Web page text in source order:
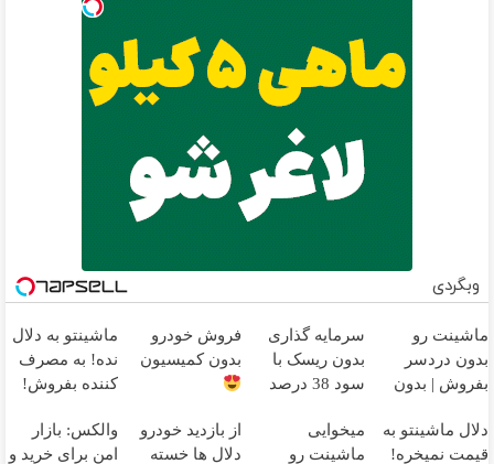
وبگردی
ماشینت رو
بدون دردسر
بفروش | بدون
سرمایه گذاری
بدون ریسک با
سود 38 درصد
فروش خودرو
بدون کمیسیون
ماشینتو به دلال
نده! به مصرف
کننده بفروش!
یک تماس
دلال ماشینتو به
قیمت نمیخره!
میخوایی
ماشینت رو
از بازدید خودرو
دلال ها خسته
والکس: بازار
امن برای خرید و